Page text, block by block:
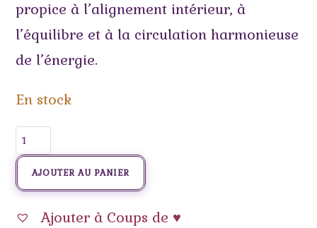
propice à l’alignement intérieur, à
l’équilibre et à la circulation harmonieuse
de l’énergie.
En stock
AJOUTER AU PANIER
Ajouter à Coups de ♥